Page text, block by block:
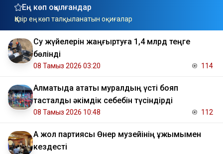
Ең көп оқылғандар
Қазір ең көп талқыланатын оқиғалар
Су жүйелерін жаңғыртуға 1,4 млрд теңге
бөлінді
08 Тамыз 2026 03:20 114
Алматыда атақты муралдың үсті бояп
тасталды әкімдік себебін түсіндірді
08 Тамыз 2026 10:48 112
Ақ жол партиясы Өнер музейінің ұжымымен
кездесті